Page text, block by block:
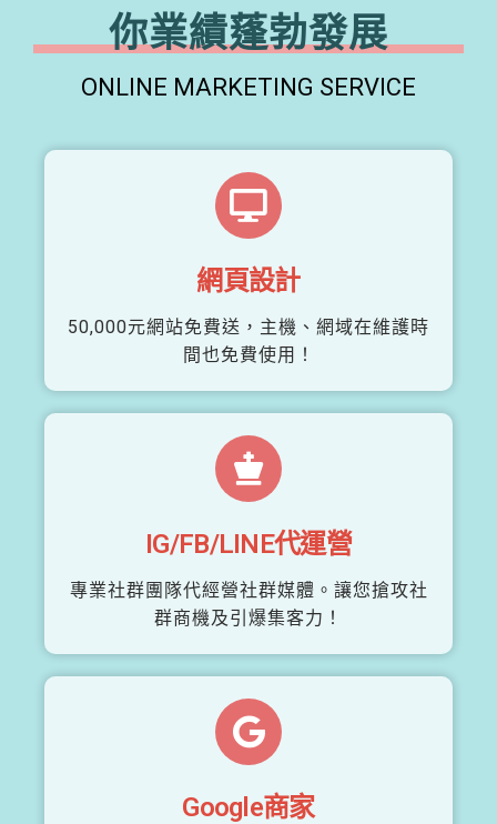
你業績蓬勃發展
ONLINE MARKETING SERVICE
網頁設計
50,000元網站免費送，主機、網域在維護時
間也免費使用！
IG/FB/LINE代運營
專業社群團隊代經營社群媒體。讓您搶攻社
群商機及引爆集客力！
Google商家